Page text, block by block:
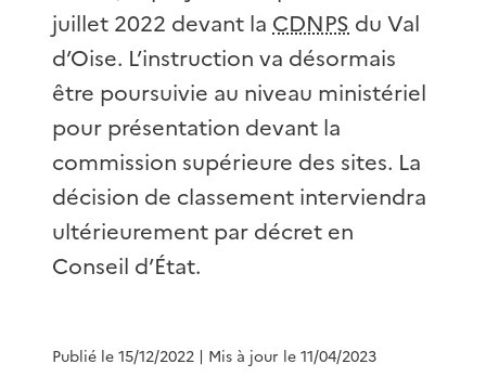
juillet 2022 devant la CDNPS du Val
d’Oise. L’instruction va désormais
être poursuivie au niveau ministériel
pour présentation devant la
commission supérieure des sites. La
décision de classement interviendra
ultérieurement par décret en
Conseil d’État.
Publié le 15/12/2022 | Mis à jour le 11/04/2023